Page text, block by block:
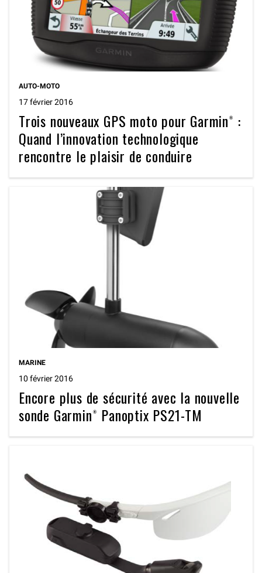
AUTO-MOTO
17 février 2016
Trois nouveaux GPS moto pour Garmin® :
Quand l’innovation technologique
rencontre le plaisir de conduire
MARINE
10 février 2016
Encore plus de sécurité avec la nouvelle
sonde Garmin® Panoptix PS21-TM